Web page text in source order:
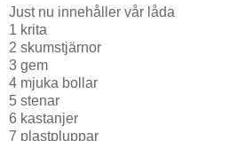
Just nu innehåller vår låda
1 krita
2 skumstjärnor
3 gem
4 mjuka bollar
5 stenar
6 kastanjer
7 plastpluppar